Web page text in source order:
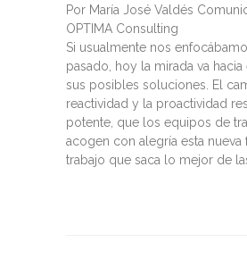
Por María José Valdés
OPTIMA Consulting
Si usualmente nos
pasado, hoy la mirada va
sus posibles soluciones. El
reactividad y la proactividad
potente, que los equipos de
acogen con alegría esta nueva
trabajo que saca lo mejor de